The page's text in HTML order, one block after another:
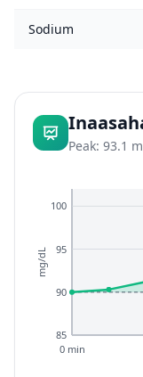
Sodium
Peak: 93.1
85
90
95
100
0 min
mg/dL